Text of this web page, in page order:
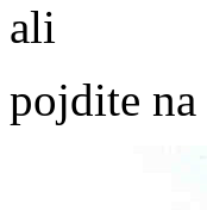
ali
pojdite na